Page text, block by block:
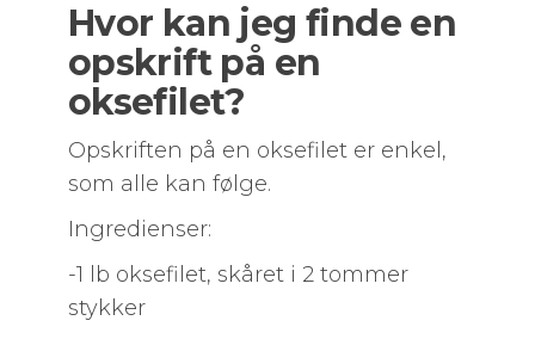
Hvor kan jeg finde en
opskrift på en
oksefilet?
Opskriften på en oksefilet er enkel,
som alle kan følge.
Ingredienser:
-1 lb oksefilet, skåret i 2 tommer
stykker